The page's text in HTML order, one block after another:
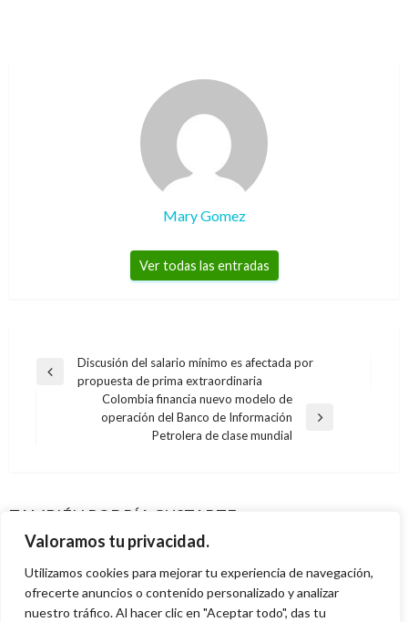
Valoramos tu privacidad.
Utilizamos cookies para mejorar tu experiencia de navegación,
ofrecerte anuncios o contenido personalizado y analizar
nuestro tráfico. Al hacer clic en "Aceptar todo", das tu
Mary Gomez
Ver todas las entradas
Navegación
entradas
Entrada
Discusión del salario mínimo es afectada por
propuesta de prima extraordinaria
Colombia financia nuevo modelo de
operación del Banco de Información
Petrolera de clase mundial
TAMBIÉN PODRÍA GUSTARTE
NOTICIA EXTRAORDINARIA
Arauca y el Meta
Ariel Cabrera martes agosto 23, 2016
magistrado Carlos Camargo
Giovanni Alarcón M. miércoles noviembre 1, 2017
Canciller Claudia Blum destacó la labor de la
Misión de Verificación de las Naciones Unidas
Giovanni Alarcón M. viernes enero 10, 2020